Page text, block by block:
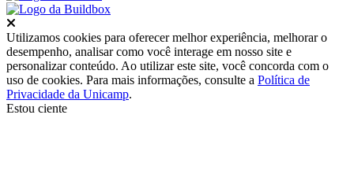
Utilizamos cookies para oferecer melhor experiência, melhorar o
desempenho, analisar como você interage em nosso site e
personalizar conteúdo. Ao utilizar este site, você concorda com o
uso de cookies. Para mais informações, consulte a Política de
Privacidade da Unicamp.
Estou ciente